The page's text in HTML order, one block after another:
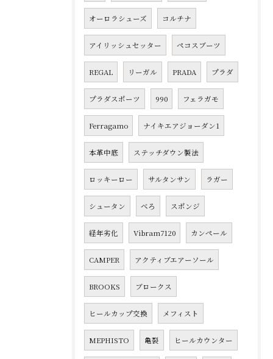
オーロラシューズ コルチナ
アイリッシュセッター ペコスブーツ
REGAL リーガル PRADA プラダ
プラダスポーツ 990 フェラガモ
Ferragamo ナイキエアジョーダン1
本革中底 ステッチダウン製法
ロッキーロー サルタンサン ラガー
シュータン べろ スポンジ
経年劣化 Vibram7120 カンペール
CAMPER アクティブエアーソール
BROOKS ブロークス
ヒールカップ交換 メフィスト
MEPHISTO 亀裂 ヒールカウンター